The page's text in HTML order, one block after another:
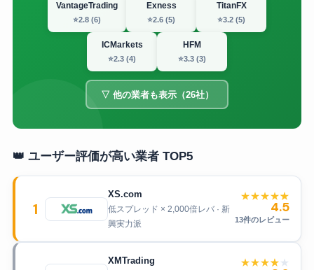
VantageTrading
⭐2.8 (6)
Exness
⭐2.6 (5)
TitanFX
⭐3.2 (5)
ICMarkets
⭐2.3 (4)
HFM
⭐3.3 (3)
▽ 他の業者も表示（26社）
👑 ユーザー評価が高い業者 TOP5
1
XS.com
低スプレッド × 2,000倍レバ · 新
興実力派
★★★★★
4.5
13件のレビュー
XMTrading ★★★★★